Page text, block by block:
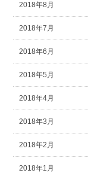
2018年8月
2018年7月
2018年6月
2018年5月
2018年4月
2018年3月
2018年2月
2018年1月